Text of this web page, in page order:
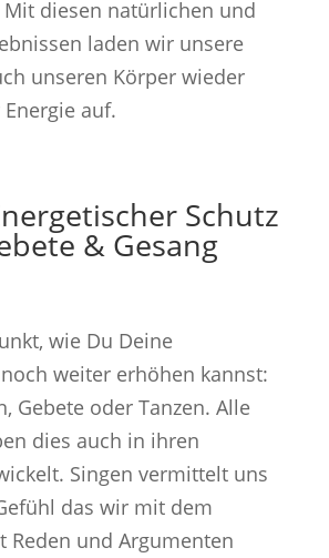
diesen natürlichen und
laden wir unsere
unseren Körper wieder
auf.
Schutz
& Gesang
wie Du Deine
weiter erhöhen kannst:
Gebete oder Tanzen. Alle
dies auch in ihren
Singen vermittelt uns
das wir mit dem
Reden und Argumenten